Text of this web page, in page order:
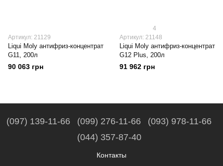
Артикул: 21129
Liqui Moly антифриз-концентрат
G11, 200л
90 063 грн
4
Артикул: 21148
Liqui Moly антифриз-концентрат
G12 Plus, 200л
91 962 грн
(097) 139-11-66 (099) 276-11-66
(093) 978-11-66
(044) 357-87-40
Контакты